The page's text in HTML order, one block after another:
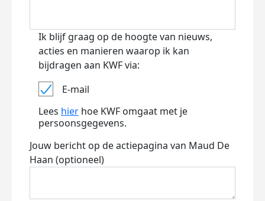
Ik blijf graag op de hoogte van nieuws,
acties en manieren waarop ik kan
bijdragen aan KWF via:
E-mail
Lees hier hoe KWF omgaat met je
persoonsgegevens.
Jouw bericht op de actiepagina van Maud De
Haan (optioneel)